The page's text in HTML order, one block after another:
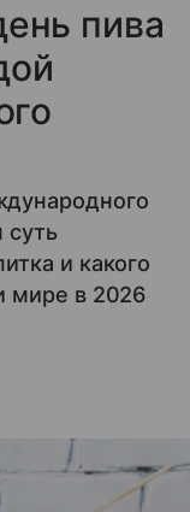
пива
суть
и какого
мире в 2026